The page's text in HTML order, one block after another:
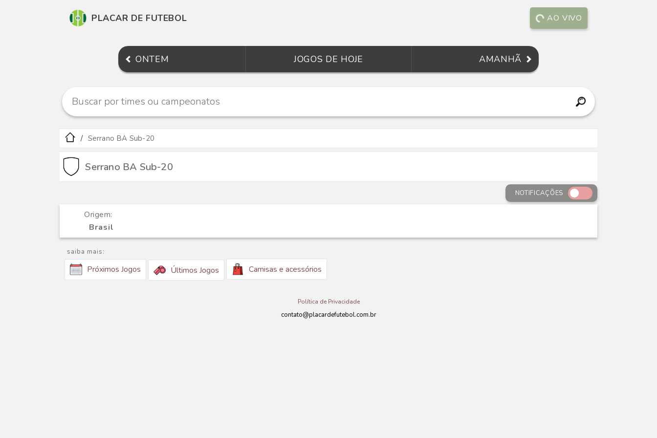
PLACAR DE FUTEBOL AO VIVO
ONTEM JOGOS DE HOJE AMANHÃ
Serrano BA Sub-20
Serrano BA Sub-20
NOTIFICAÇÕES
Origem:
Brasil
saiba mais:
Próximos Jogos Últimos Jogos Camisas e acessórios
Política de Privacidade
contato@placardefutebol.com.br